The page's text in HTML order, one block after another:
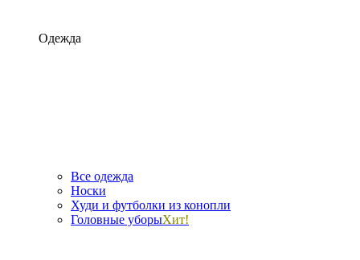
Одежда
Все одежда
Носки
Худи и футболки из конопли
Головные уборыХит!